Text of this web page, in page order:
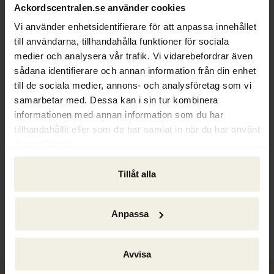
Ackordscentralen.se använder cookies
Vi använder enhetsidentifierare för att anpassa innehållet
till användarna, tillhandahålla funktioner för sociala
medier och analysera vår trafik. Vi vidarebefordrar även
sådana identifierare och annan information från din enhet
till de sociala medier, annons- och analysföretag som vi
samarbetar med. Dessa kan i sin tur kombinera
informationen med annan information som du har
tillhandahållit eller som de har samlat in när du har använt
Tillåt alla
Anpassa
Avvisa
Text: Hans Ödén
Ackordscentralen Nyheter nr 1 2026